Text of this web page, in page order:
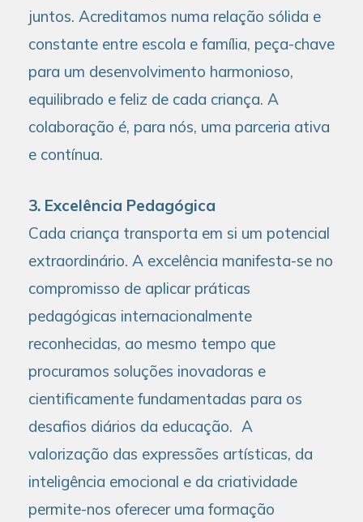
juntos. Acreditamos numa relação sólida e
constante entre escola e família, peça-chave
para um desenvolvimento harmonioso,
equilibrado e feliz de cada criança. A
colaboração é, para nós, uma parceria ativa
e contínua.
3. Excelência Pedagógica
Cada criança transporta em si um potencial
extraordinário. A excelência manifesta-se no
compromisso de aplicar práticas
pedagógicas internacionalmente
reconhecidas, ao mesmo tempo que
procuramos soluções inovadoras e
cientificamente fundamentadas para os
desafios diários da educação. A
valorização das expressões artísticas, da
inteligência emocional e da criatividade
permite-nos oferecer uma formação